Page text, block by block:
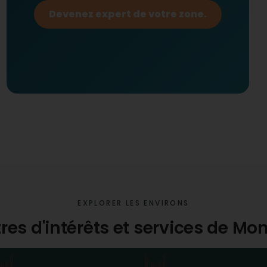
Devenez expert de votre zone.
EXPLORER LES ENVIRONS
d'intérêts et services de